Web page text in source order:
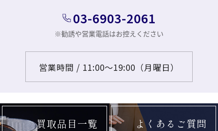
03-6903-2061
営業時間 / 11:00～19:00（月曜日）
買取品目一覧 よくあるご質問